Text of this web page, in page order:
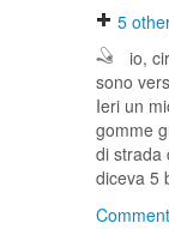
5
io,
sono
Ieri un
gomme
di strada
diceva 5
Comment